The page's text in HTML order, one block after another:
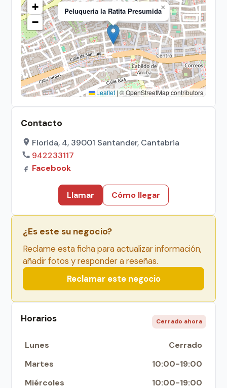
Peluqueria la Ratita Presumida×
+
−
Leaflet | © OpenStreetMap contributors
Contacto
Florida, 4, 39001 Santander, Cantabria
942233117
Facebook
Llamar Cómo llegar
¿Es este su negocio?
Reclame esta ficha para actualizar información,
añadir fotos y responder a reseñas.
Reclamar este negocio
Horarios Cerrado ahora
Lunes
Cerrado
Martes
10:00-19:00
Miércoles
10:00-19:00